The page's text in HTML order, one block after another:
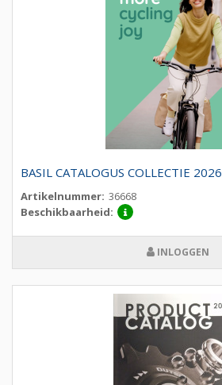
BASIL CATALOGUS COLLECTIE 2026
Artikelnummer: 36668
Beschikbaarheid:
INLOGGEN